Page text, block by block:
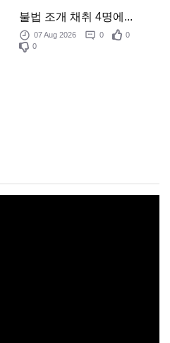
불법 조개 채취 4명에...
07 Aug 2026 0
0
0